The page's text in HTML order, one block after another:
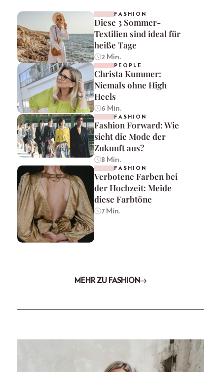
FASHION
Diese 3 Sommer-
Textilien sind ideal für
heiße Tage
2 Min.
PEOPLE
Christa Kummer:
Niemals ohne High
Heels
6 Min.
FASHION
Fashion Forward: Wie
sieht die Mode der
Zukunft aus?
8 Min.
FASHION
Verbotene Farben bei
der Hochzeit: Meide
diese Farbtöne
7 Min.
MEHR ZU FASHION